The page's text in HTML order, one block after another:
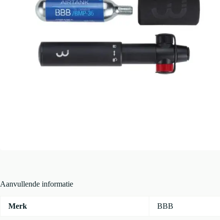
Aanvullende informatie
Merk BBB